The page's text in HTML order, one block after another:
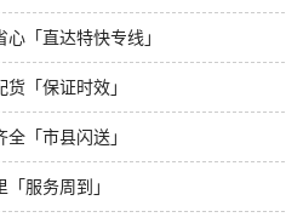
「直达特快专线」
「保证时效」
「市县闪送」
服务周到」